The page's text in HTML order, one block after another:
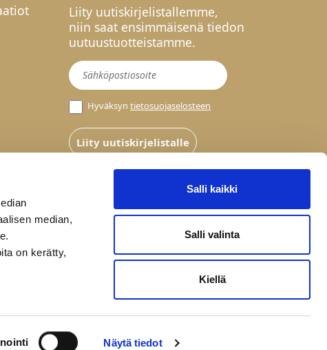
median,
on kerätty,
Näytä tiedot
Salli kaikki
Salli valinta
Kiellä
Liity uutiskirjelistallemme,
niin saat ensimmäisenä tiedon
uutuustuotteistamme.
Uutiskirje
Hyväksyn tietosuojaselosteen
Liity uutiskirjelistalle